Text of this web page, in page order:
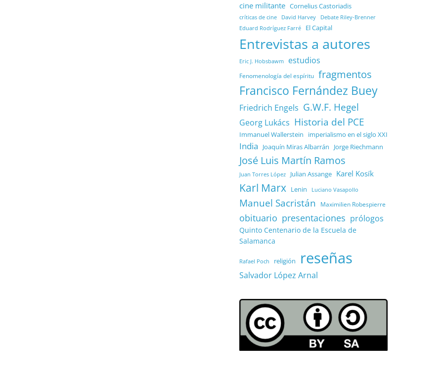
cine militante Cornelius Castoriadis
críticas de cine David Harvey Debate Riley-Brenner
Eduard Rodríguez Farré El Capital
Entrevistas a autores
Eric J. Hobsbawm estudios
Fenomenología del espíritu fragmentos
Francisco Fernández Buey
Friedrich Engels G.W.F. Hegel
Georg Lukács Historia del PCE
Immanuel Wallerstein imperialismo en el siglo XXI
India Joaquín Miras Albarrán Jorge Riechmann
José Luis Martín Ramos
Juan Torres López Julian Assange Karel Kosík
Karl Marx Lenin Luciano Vasapollo
Manuel Sacristán Maximilien Robespierre
obituario presentaciones prólogos
Quinto Centenario de la Escuela de
Salamanca
Rafael Poch religión reseñas
Salvador López Arnal